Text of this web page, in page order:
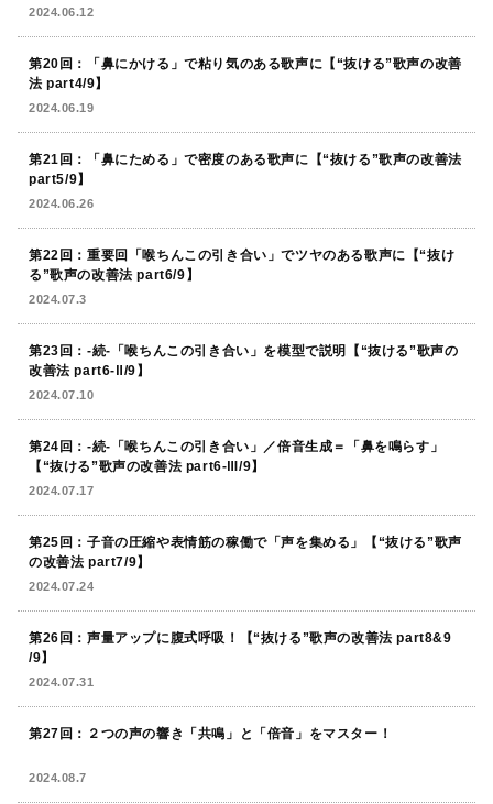
2024.06.12
第20回：「鼻にかける」で粘り気のある歌声に【“抜ける”歌声の改善
法 part4/9】
2024.06.19
第21回：「鼻にためる」で密度のある歌声に【“抜ける”歌声の改善法
part5/9】
2024.06.26
第22回：重要回「喉ちんこの引き合い」でツヤのある歌声に【“抜け
る”歌声の改善法 part6/9】
2024.07.3
第23回：-続-「喉ちんこの引き合い」を模型で説明【“抜ける”歌声の
改善法 part6-Ⅱ/9】
2024.07.10
第24回：-続-「喉ちんこの引き合い」／倍音生成＝「鼻を鳴らす」
【“抜ける”歌声の改善法 part6-Ⅲ/9】
2024.07.17
第25回：子音の圧縮や表情筋の稼働で「声を集める」【“抜ける”歌声
の改善法 part7/9】
2024.07.24
第26回：声量アップに腹式呼吸！【“抜ける”歌声の改善法 part8&9
/9】
2024.07.31
第27回：２つの声の響き「共鳴」と「倍音」をマスター！
2024.08.7